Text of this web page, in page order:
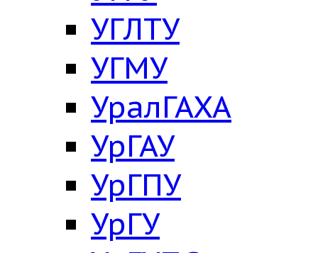
УГЛТУ
УГМУ
УралГАХА
УрГАУ
УрГПУ
УрГУ